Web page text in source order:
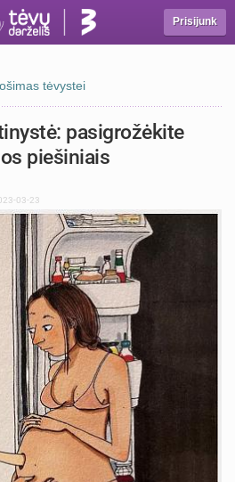
Prisijunk
tėvystei
pasigrožėkite
piešiniais
03-23